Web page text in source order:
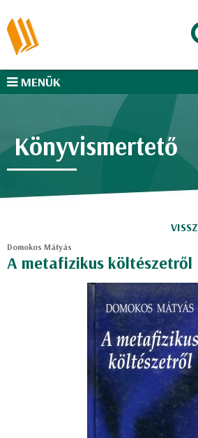
MENÜK
Könyvismertető
Domokos Mátyás
A metafizikus költészetről